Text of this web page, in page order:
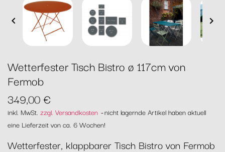
 
Wetterfester Tisch Bistro ø 117cm von
Fermob
349,00 €
inkl. MwSt. zzgl. Versandkosten nicht lagernde Artikel haben aktuell
eine Lieferzeit von ca. 6 Wochen!
Wetterfester, klappbarer Tisch Bistro von Fermob